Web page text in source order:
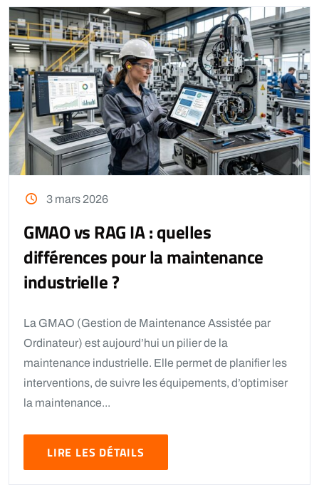
3 mars 2026
GMAO vs RAG IA : quelles
différences pour la maintenance
industrielle ?
La GMAO (Gestion de Maintenance Assistée par
Ordinateur) est aujourd’hui un pilier de la
maintenance industrielle. Elle permet de planifier les
interventions, de suivre les équipements, d’optimiser
la maintenance...
LIRE LES DÉTAILS